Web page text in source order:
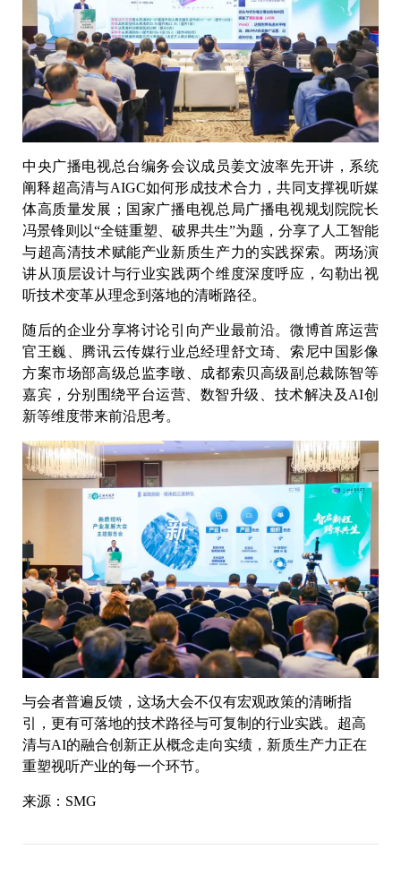
中央广播电视总台编务会议成员姜文波率先开讲，系统
阐释超高清与AIGC如何形成技术合力，共同支撑视听媒
体高质量发展；国家广播电视总局广播电视规划院院长
冯景锋则以“全链重塑、破界共生”为题，分享了人工智能
与超高清技术赋能产业新质生产力的实践探索。两场演
讲从顶层设计与行业实践两个维度深度呼应，勾勒出视
听技术变革从理念到落地的清晰路径。
随后的企业分享将讨论引向产业最前沿。微博首席运营
官王巍、腾讯云传媒行业总经理舒文琦、索尼中国影像
方案市场部高级总监李暾、成都索贝高级副总裁陈智等
嘉宾，分别围绕平台运营、数智升级、技术解决及AI创
新等维度带来前沿思考。
与会者普遍反馈，这场大会不仅有宏观政策的清晰指
引，更有可落地的技术路径与可复制的行业实践。超高
清与AI的融合创新正从概念走向实绩，新质生产力正在
重塑视听产业的每一个环节。
来源：SMG